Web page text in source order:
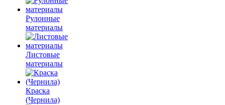
Рулонные
материалы
Листовые
материалы
Краска
(Чернила)